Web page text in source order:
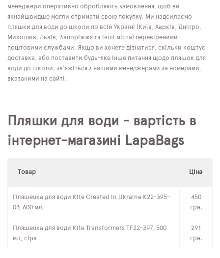
менеджери оперативно обробляють замовлення, щоб ви
якнайшвидше могли отримати свою покупку. Ми надсилаємо
пляшки для води до школи по всій Україні (Київ, Харків, Дніпро,
Миколаїв, Львів, Запоріжжя та інші міста) перевіреними
поштовими службами. Якщо ви хочете дізнатися, скільки коштує
доставка, або поставити будь-яке інше питання щодо пляшок для
води до школи, зв'яжіться з нашими менеджерами за номерами,
вказаними на сайті.
Пляшки для води - вартість в
інтернет-магазині LapaBags
Товар Ціна
Пляшечка для води Kite Created in Ukraine K22-395-
03, 600 мл,
450
грн.
Пляшечка для води Kite Transformers TF22-397, 500
мл, сіра
291
грн.